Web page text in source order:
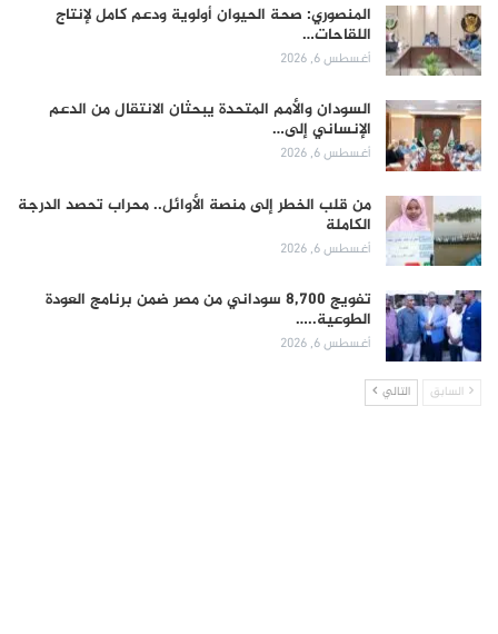
المنصوري: صحة الحيوان أولوية ودعم كامل لإنتاج
اللقاحات…
أغسطس 6, 2026
السودان والأمم المتحدة يبحثان الانتقال من الدعم
الإنساني إلى…
أغسطس 6, 2026
من قلب الخطر إلى منصة الأوائل.. محراب تحصد الدرجة
الكاملة
أغسطس 6, 2026
تفويج 8,700 سوداني من مصر ضمن برنامج العودة
الطوعية..…
أغسطس 6, 2026
السابق التالي